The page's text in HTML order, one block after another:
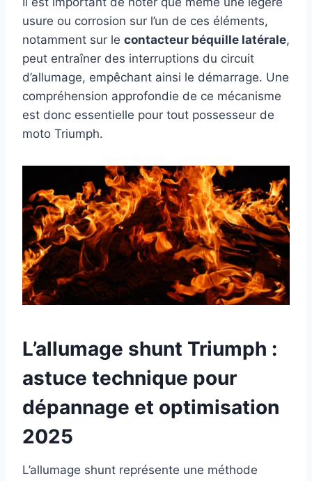
usure ou corrosion sur l’un de ces éléments,
notamment sur le contacteur béquille latérale,
peut entraîner des interruptions du circuit
d’allumage, empêchant ainsi le démarrage. Une
compréhension approfondie de ce mécanisme
est donc essentielle pour tout possesseur de
moto Triumph.
L’allumage shunt Triumph :
astuce technique pour
dépannage et optimisation
2025
L’allumage shunt représente une méthode